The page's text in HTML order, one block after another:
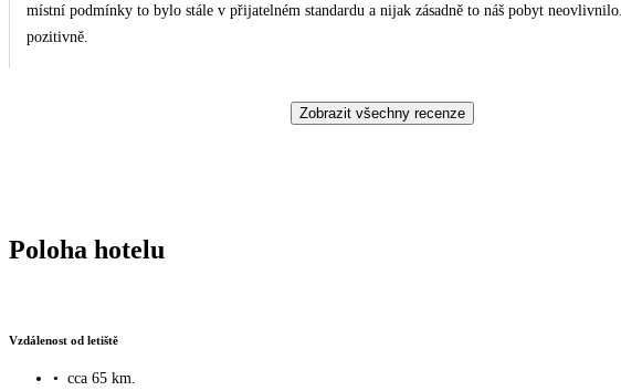
místní podmínky to bylo stále v přijatelném standardu a nijak zásadně to náš pobyt neovlivnilo. Celkově ale hodnotíme zájezd velmi
pozitivně.
Zobrazit všechny recenze
Poloha hotelu
Vzdálenost od letiště
• cca 65 km.